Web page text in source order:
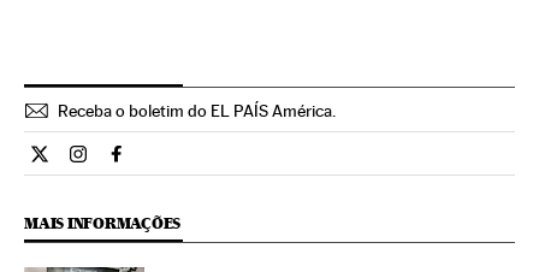
Receba o boletim do EL PAÍS América.
Economia El País Brasil en Twitter
Economia El País Brasil en Instagram
Economia El País Brasil en Facebook
MAIS INFORMAÇÕES